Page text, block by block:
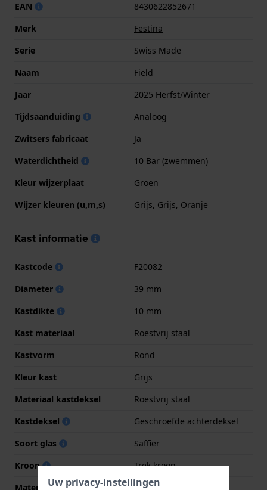
EAN
8430622852671
Merk
Festina
Serie
Swiss Made
Naam
Field
Jaar
2025 Herfst/Winter
Tijdsaanduiding
Analoog
Zwitsers fabricaat
Ja
Waterdichtheid
10 Bar (zwemmen)
Kleur wijzerplaat
Groen
Wijzer kleuren (u,m,s)
Grijs, Grijs, Oranje
Kast informatie
Kastcode
F20082
Diameter
39 mm
Kastdikte
10 mm
Kast materiaal
Roestvrij staal
Kastvorm
Rond
Kleur kast
Grijs
Materiaal kastdeksel
Roestvrij staal
Kastdeksel
Geschroefde achterdeksel
Soort glas
Saffier
Kroon
Trek kroon
Materiaal bezel
Roestvrij staal
Uw privacy-instellingen